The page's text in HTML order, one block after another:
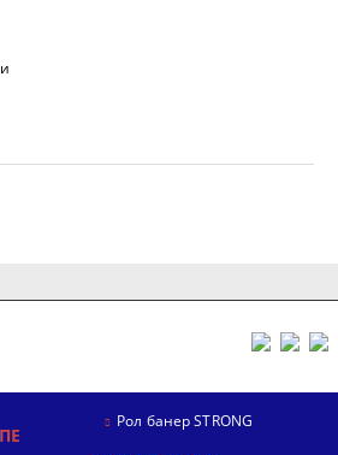
Рол банер STRONG